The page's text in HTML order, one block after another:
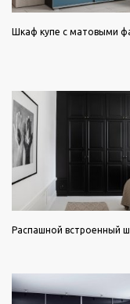
Шкаф купе с матовыми
Распашной встроенный